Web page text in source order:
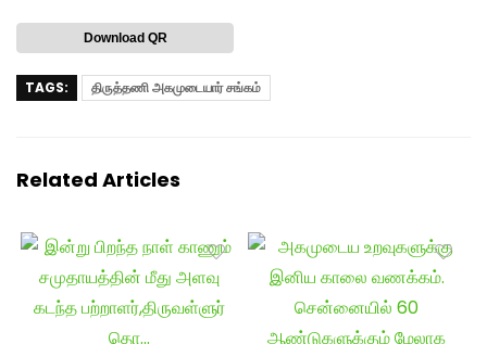
Download QR
TAGS: திருத்தணி அகமுடையார் சங்கம்
Related Articles